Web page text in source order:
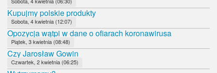
Kupujmy polskie produkty
Sobota, 4 kwietnia (12:07)
Opozycja wątpi w dane o ofiarach koronawirusa
Piątek, 3 kwietnia (08:48)
Czy Jarosław Gowin
Czwartek, 2 kwietnia (06:25)